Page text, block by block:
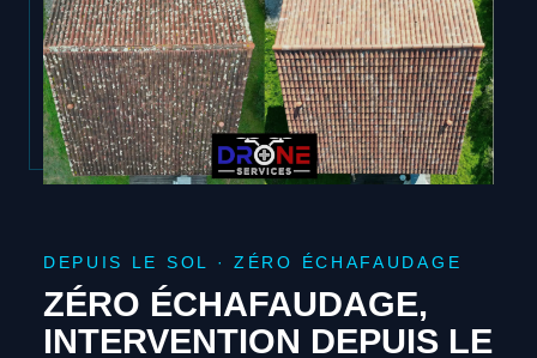
DEPUIS LE SOL · ZÉRO ÉCHAFAUDAGE
ZÉRO ÉCHAFAUDAGE,
INTERVENTION DEPUIS LE